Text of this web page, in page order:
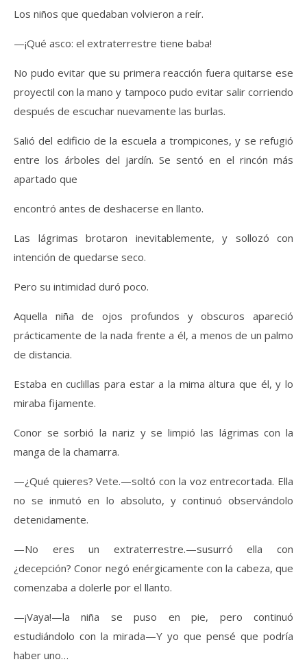
Los niños que quedaban volvieron a reír.
—¡Qué asco: el extraterrestre tiene baba!
No pudo evitar que su primera reacción fuera quitarse ese
proyectil con la mano y tampoco pudo evitar salir corriendo
después de escuchar nuevamente las burlas.
Salió del edificio de la escuela a trompicones, y se refugió
entre los árboles del jardín. Se sentó en el rincón más
apartado que
encontró antes de deshacerse en llanto.
Las lágrimas brotaron inevitablemente, y sollozó con
intención de quedarse seco.
Pero su intimidad duró poco.
Aquella niña de ojos profundos y obscuros apareció
prácticamente de la nada frente a él, a menos de un palmo
de distancia.
Estaba en cuclillas para estar a la mima altura que él, y lo
miraba fijamente.
Conor se sorbió la nariz y se limpió las lágrimas con la
manga de la chamarra.
—¿Qué quieres? Vete.—soltó con la voz entrecortada. Ella
no se inmutó en lo absoluto, y continuó observándolo
detenidamente.
—No eres un extraterrestre.—susurró ella con
¿decepción? Conor negó enérgicamente con la cabeza, que
comenzaba a dolerle por el llanto.
—¡Vaya!—la niña se puso en pie, pero continuó
estudiándolo con la mirada—Y yo que pensé que podría
haber uno…